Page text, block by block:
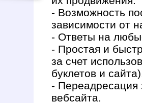
- Возможность
зависимости от
- Ответы на
- Простая и
за счет
буклетов и
- Переадресация
вебсайта.